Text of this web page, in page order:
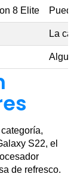
8 Elite Puede
La
S22, el
de refresco.